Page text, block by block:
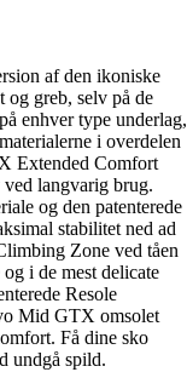
af den ikoniske
greb, selv på de
enhver type underlag,
i overdelen
Extended Comfort
langvarig brug.
og den patenterede
stabilitet ned ad
Zone ved tåen
i de mest delicate
Resole
Mid GTX omsolet
Få dine sko
undgå spild.